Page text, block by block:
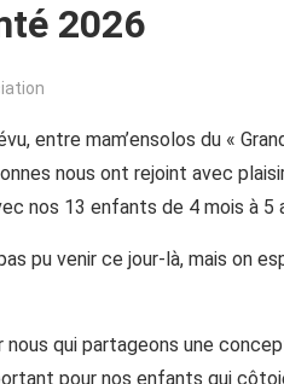
2026
entre mam’ensolos du «
nous ont rejoint avec
nos 13 enfants de 4 mois à 5
pu venir ce jour-là, mais on
qui partageons une
pour nos enfants qui